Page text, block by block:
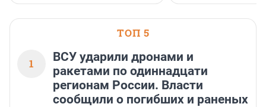
ТОП 5
1
ВСУ ударили дронами и
ракетами по одиннадцати
регионам России. Власти
сообщили о погибших и раненых